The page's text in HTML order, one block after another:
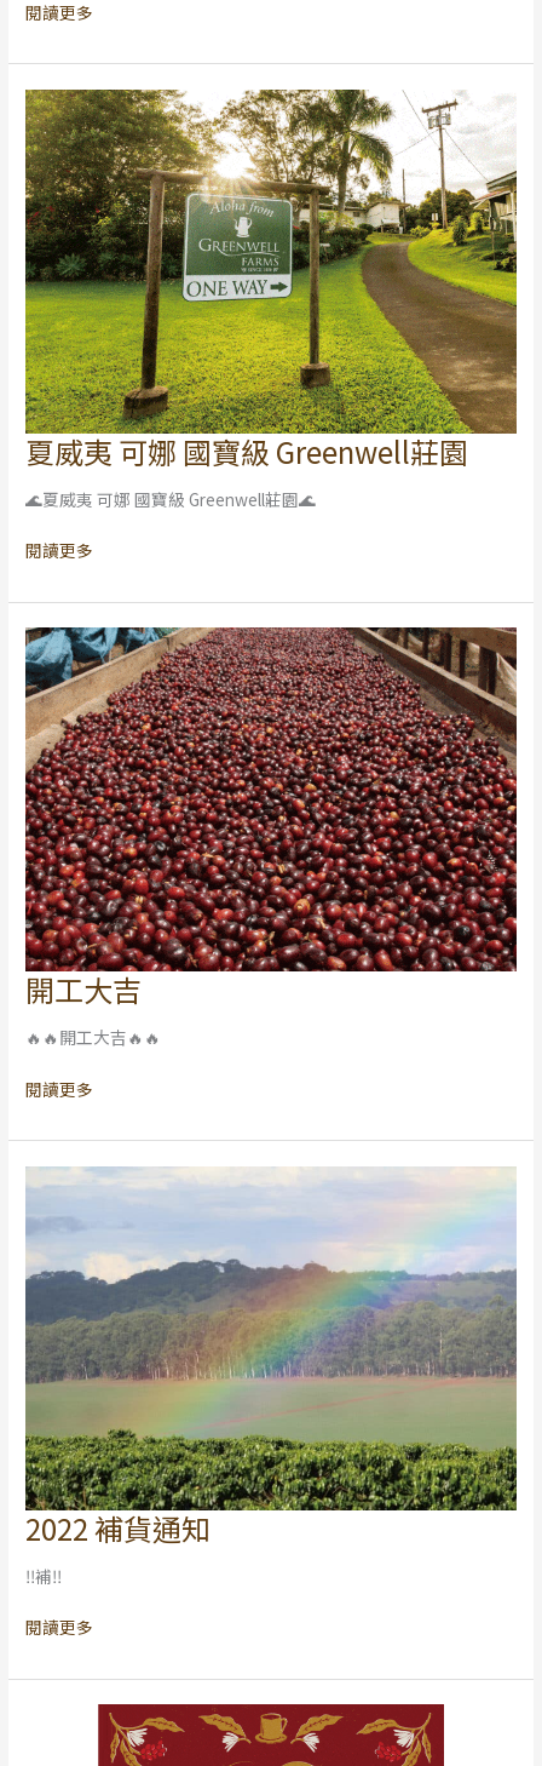
228
假
公
告
閱讀更多
夏威夷 可娜 國寶級 Greenwell莊園
🌊夏威夷 可娜 國寶級 Greenwell莊園🌊
夏
威
夷
娜
寶
級
Greenwell
莊
園
閱讀更多
開工大吉
🔥🔥開工大吉🔥🔥
開
工
大
閱讀更多
2022 補貨通知
‼補‼
2022
補
貨
知
閱讀更多